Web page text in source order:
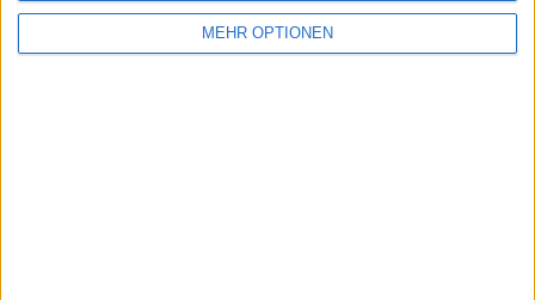
MEHR OPTIONEN